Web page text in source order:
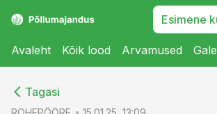
Esimene
Avaleht Kõik lood Arvamused
Tagasi